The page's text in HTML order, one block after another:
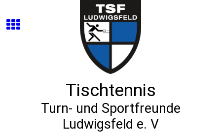
Tischtennis
Turn- und Sportfreunde
Ludwigsfeld e. V